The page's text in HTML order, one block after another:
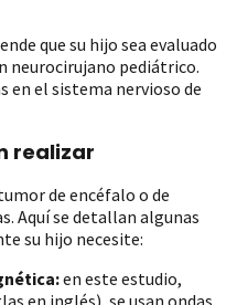
que su hijo sea evaluado
neurocirujano pediátrico.
en el sistema nervioso de
realizar
de encéfalo o de
Aquí se detallan algunas
su hijo necesite:
en este estudio,
en inglés), se usan ondas